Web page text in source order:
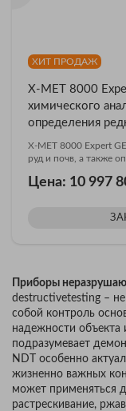
ХИТ ПРОДАЖ
X-MET 8000
химического
определения
X-MET 8000 Expert
руд и почв, а также
Цена: 10 997
Приборы
destructivetesting –
собой контроль
надежности объекта
подразумевает
NDT особенно
жизненно важных
может применяться
растрескивание,